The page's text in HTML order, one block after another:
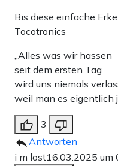
Plastiktüte zersetzt ist.
Zu den Kommentaren
Einmalig
Apollo News
Bis diese einfache
Tocotronics
„Alles was wir hassen
seit dem ersten Tag
wird uns niemals
weil man es eigentlich
3
Antworten
i m lost16.03.2025 um